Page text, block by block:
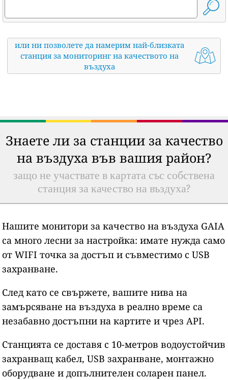
или ни позволете да намерим най-близката
станция за мониторинг на качеството на
въздуха
Знаете ли за станции за качество
на въздуха във вашия район?
защо не участвате в картата със собствена
станция за качество на въздуха?
Нашите монитори за качество на въздуха GAIA
са много лесни за настройка: имате нужда само
от WIFI точка за достъп и съвместимо с USB
захранване.
След като се свържете, вашите нива на
замърсяване на въздуха в реално време са
незабавно достъпни на картите и чрез API.
Станцията се доставя с 10-метров водоустойчив
захранващ кабел, USB захранване, монтажно
оборудване и допълнителен соларен панел.